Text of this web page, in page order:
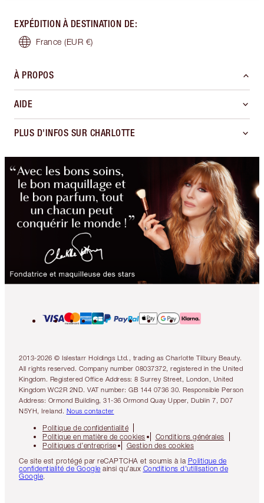
EXPÉDITION À DESTINATION DE:
France (EUR €)
À PROPOS
AIDE
PLUS D'INFOS SUR CHARLOTTE
2013-2026 © Islestarr Holdings Ltd., trading as Charlotte Tilbury Beauty.
All rights reserved. Company number 08037372, registered in the United
Kingdom. Registered Office Address: 8 Surrey Street, London, United
Kingdom WC2R 2ND. VAT number: GB 144 0736 30. Responsible Person
Address: Ormond Building, 31-36 Ormond Quay Upper, Dublin 7, D07
N5YH, Ireland. Nous contacter
Politique de confidentialité
Politique en matière de cookies
Conditions générales
Politiques d’entreprise
Gestion des cookies
Ce site est protégé par reCAPTCHA et soumis à la Politique de
confidentialité de Google ainsi qu'aux Conditions d'utilisation de
Google.